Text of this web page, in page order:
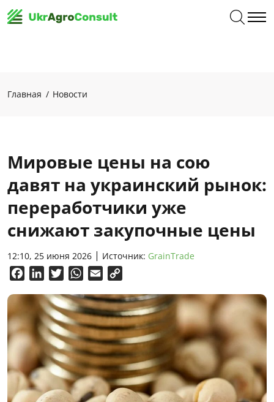
Главная Новости
Мировые цены на сою
давят на украинский рынок:
переработчики уже
снижают закупочные цены
12:10, 25 июня 2026 Источник: GrainTrade
FacebookLinkedInTwitterWhatsApp
Email